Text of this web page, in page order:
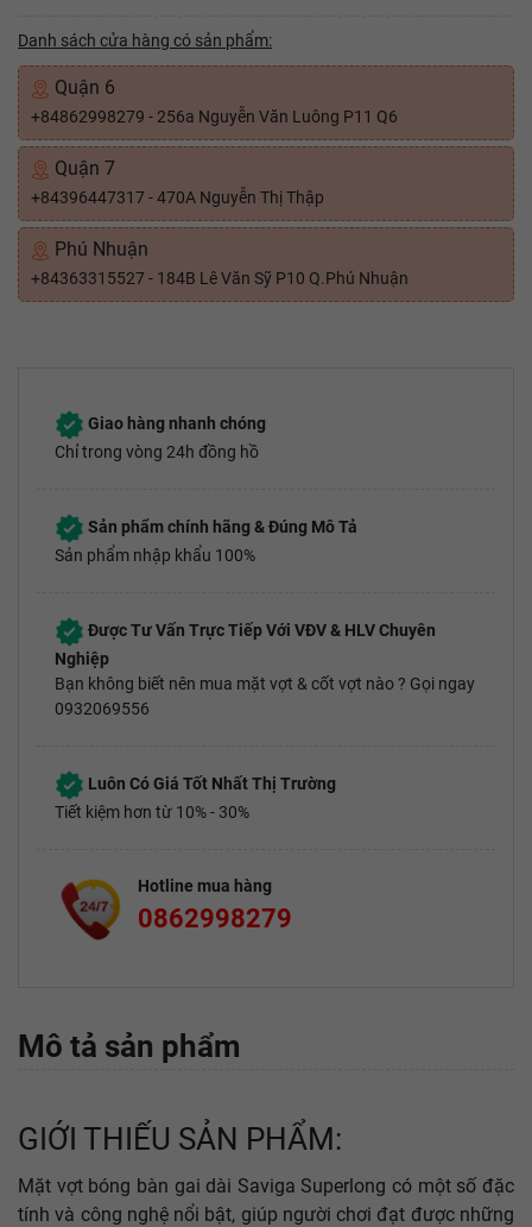
Danh sách cửa hàng có sản phẩm:
Quận 6
+84862998279 - 256a Nguyễn Văn Luông P11 Q6
Quận 7
+84396447317 - 470A Nguyễn Thị Thập
Phú Nhuận
+84363315527 - 184B Lê Văn Sỹ P10 Q.Phú Nhuận
Giao hàng nhanh chóng
Chỉ trong vòng 24h đồng hồ
Sản phẩm chính hãng & Đúng Mô Tả
Sản phẩm nhập khẩu 100%
Được Tư Vấn Trực Tiếp Với VĐV & HLV Chuyên
Nghiệp
Bạn không biết nên mua mặt vợt & cốt vợt nào ? Gọi ngay
0932069556
Luôn Có Giá Tốt Nhất Thị Trường
Tiết kiệm hơn từ 10% - 30%
Hotline mua hàng
0862998279
Mô tả sản phẩm
GIỚI THIẾU SẢN PHẨM:
Mặt vợt bóng bàn gai dài Saviga Superlong có một số đặc
tính và công nghệ nổi bật, giúp người chơi đạt được những